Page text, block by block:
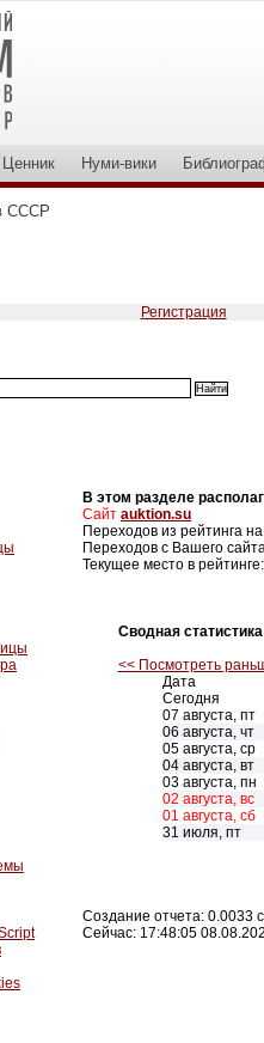
Ценник Нуми-вики
СССР
Регистрация
В этом разделе
Сайт auktion.su
Переходов из рейтинга
Переходов с Вашего
Текущее место в рейтинге:
Сводная
<< Посмотреть
Дата
Сегодня
07 августа, пт
06 августа, чт
05 августа, ср
04 августа, вт
03 августа, пн
02 августа, вс
01 августа, сб
31 июля, пт
Создание отчета: 0.0033
Сейчас: 17:48:05